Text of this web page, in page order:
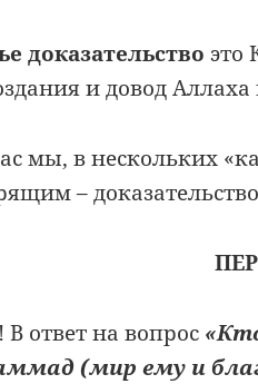
доказательство это
и довод Аллаха
мы, в нескольких
–
В ответ на вопрос
(мир ему и